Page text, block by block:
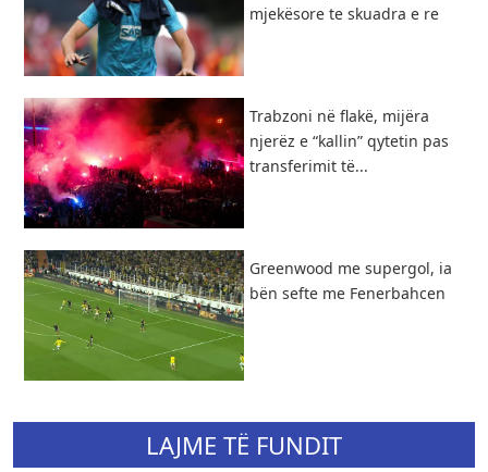
mjekësore te skuadra e re
Trabzoni në flakë, mijëra
njerëz e “kallin” qytetin pas
transferimit të...
Greenwood me supergol, ia
bën sefte me Fenerbahcen
LAJME TË FUNDIT